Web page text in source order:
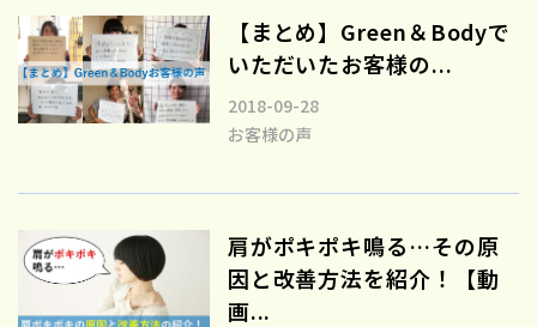
【まとめ】Green＆Bodyで
いただいたお客様の...
2018-09-28
お客様の声
肩がポキポキ鳴る…その原
因と改善方法を紹介！【動
画...